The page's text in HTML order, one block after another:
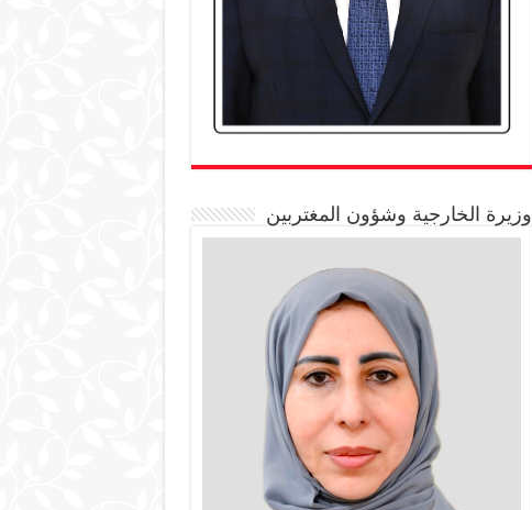
وزيرة الخارجية وشؤون المغتربين